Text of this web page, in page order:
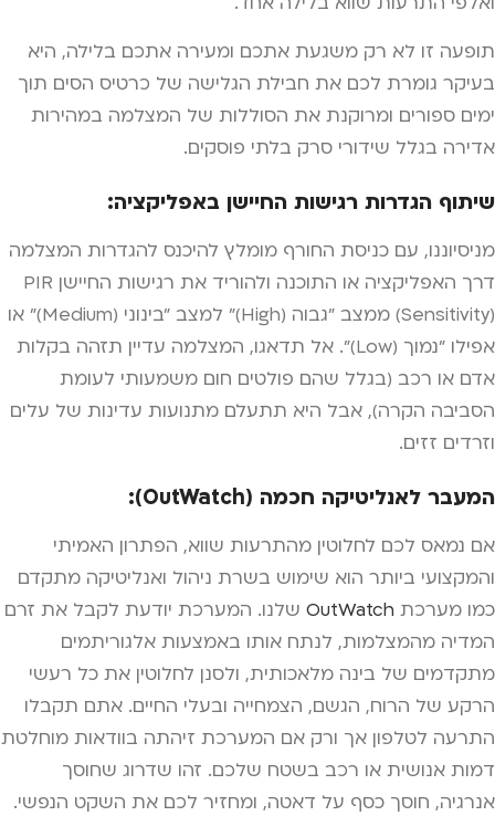
תופעה זו לא רק משגעת אתכם ומעירה אתכם בלילה, היא
בעיקר גומרת לכם את חבילת הגלישה של כרטיס הסים תוך
ימים ספורים ומרוקנת את הסוללות של המצלמה במהירות
אדירה בגלל שידורי סרק בלתי פוסקים.
שיתוף הגדרות רגישות החיישן באפליקציה:
מניסיוננו, עם כניסת החורף מומלץ להיכנס להגדרות המצלמה
דרך האפליקציה או התוכנה ולהוריד את רגישות החיישן PIR
(Sensitivity) ממצב "גבוה (High)" למצב "בינוני (Medium)" או
אפילו "נמוך (Low)". אל תדאגו, המצלמה עדיין תזהה בקלות
אדם או רכב (בגלל שהם פולטים חום משמעותי לעומת
הסביבה הקרה), אבל היא תתעלם מתנועות עדינות של עלים
וזרדים זזים.
המעבר לאנליטיקה חכמה (OutWatch):
אם נמאס לכם לחלוטין מהתרעות שווא, הפתרון האמיתי
והמקצועי ביותר הוא שימוש בשרת ניהול ואנליטיקה מתקדם
כמו מערכת OutWatch שלנו. המערכת יודעת לקבל את זרם
המדיה מהמצלמות, לנתח אותו באמצעות אלגוריתמים
מתקדמים של בינה מלאכותית, ולסנן לחלוטין את כל רעשי
הרקע של הרוח, הגשם, הצמחייה ובעלי החיים. אתם תקבלו
התרעה לטלפון אך ורק אם המערכת זיהתה בוודאות מוחלטת
דמות אנושית או רכב בשטח שלכם. זהו שדרוג שחוסך
אנרגיה, חוסך כסף על דאטה, ומחזיר לכם את השקט הנפשי.